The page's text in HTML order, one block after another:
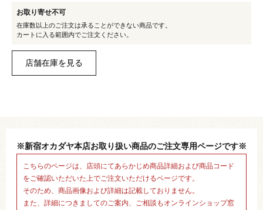
お取り寄せ不可
在庫数以上のご注文は承ることができない商品です。
カートに入る範囲内でご注文ください。
※新宿オカダヤ本店お取り扱い商品のご注文専用ページです※
こちらのページは、店頭にてあらかじめ商品詳細および商品コード
をご確認いただいた上でご注文いただけるページです。
そのため、商品画像および詳細は記載しておりません。
また、詳細につきましてのご案内、ご相談もオンラインショップ窓